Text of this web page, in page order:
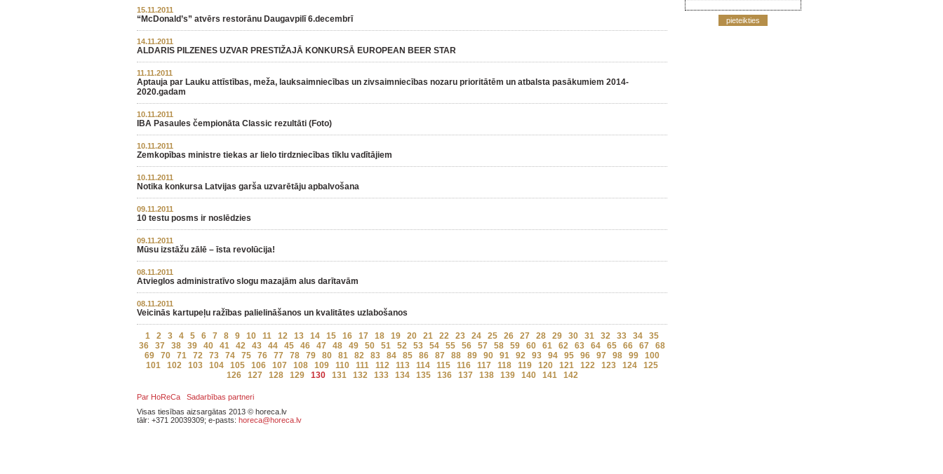
15.11.2011
“McDonald’s” atvērs restorānu Daugavpilī 6.decembrī
14.11.2011
ALDARIS PILZENES UZVAR PRESTIŽAJĀ KONKURSĀ EUROPEAN BEER STAR
11.11.2011
Aptauja par Lauku attīstības, meža, lauksaimniecības un zivsaimniecības nozaru prioritātēm un atbalsta pasākumiem 2014-
2020.gadam
10.11.2011
IBA Pasaules čempionāta Classic rezultāti (Foto)
10.11.2011
Zemkopības ministre tiekas ar lielo tirdzniecības tīklu vadītājiem
10.11.2011
Notika konkursa Latvijas garša uzvarētāju apbalvošana
09.11.2011
10 testu posms ir noslēdzies
09.11.2011
Mūsu izstāžu zālē – īsta revolūcija!
08.11.2011
Atvieglos administratīvo slogu mazajām alus darītavām
08.11.2011
Veicinās kartupeļu ražības palielināšanos un kvalitātes uzlabošanos
1 2 3 4 5 6 7 8 9 10 11 12 13 14 15 16 17 18 19 20 21 22 23 24 25 26 27 28 29 30 31 32 33 34
35
36
37 38 39 40 41 42 43 44 45 46 47 48 49 50 51 52 53 54 55 56 57 58 59 60 61 62 63 64 65 66 67
68
69
70 71 72 73 74 75 76 77 78 79 80 81 82 83 84 85 86 87 88 89 90 91 92 93 94 95 96 97 98 99
100
101
102 103 104 105 106 107 108 109 110 111 112 113 114 115 116 117 118 119 120 121 122 123 124
125
126
127 128 129 130 131 132 133 134 135 136 137 138 139 140 141 142
pieteikties
Par HoReCa
Sadarbības partneri
Visas tiesības aizsargātas 2013 © horeca.lv
tālr: +371 20039309; e-pasts: horeca@horeca.lv